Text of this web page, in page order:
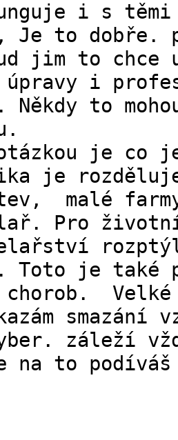
i s těmi
Je to dobře.
jim to chce
úpravy i
Někdy to
je co
je rozděluje
malé
Pro
Toto je také
chorob.
záleží
na to podíváš